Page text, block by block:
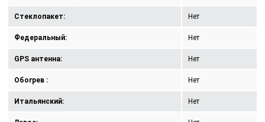
Стеклопакет: Нет
Федеральный: Нет
GPS антенна: Нет
Обогрев : Нет
Итальянский: Нет